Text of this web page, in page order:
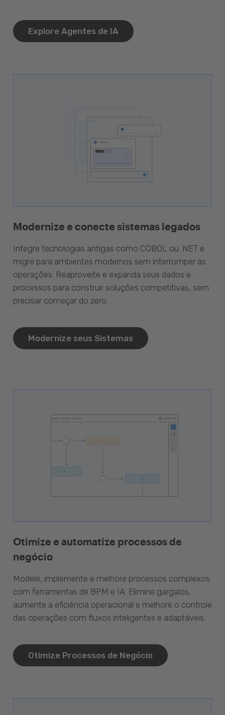
Explore Agentes de IA
Modernize e conecte sistemas legados
Integre tecnologias antigas como COBOL ou .NET e
migre para ambientes modernos sem interromper as
operações. Reaproveite e expanda seus dados e
processos para construir soluções competitivas, sem
precisar começar do zero.
Modernize seus Sistemas
Otimize e automatize processos de
negócio
Modele, implemente e melhore processos complexos
com ferramentas de BPM e IA. Elimine gargalos,
aumente a eficiência operacional e melhore o controle
das operações com fluxos inteligentes e adaptáveis.
Otimize Processos de Negócio